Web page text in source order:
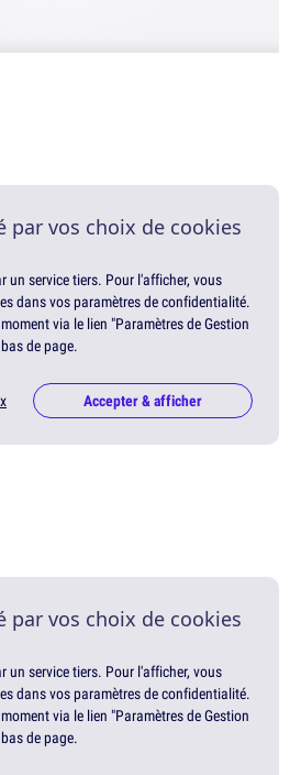
par vos choix de cookies
un service tiers. Pour l'afficher, vous
dans vos paramètres de confidentialité.
via le lien "Paramètres de Gestion
de page.
Accepter & afficher
par vos choix de cookies
un service tiers. Pour l'afficher, vous
dans vos paramètres de confidentialité.
via le lien "Paramètres de Gestion
de page.